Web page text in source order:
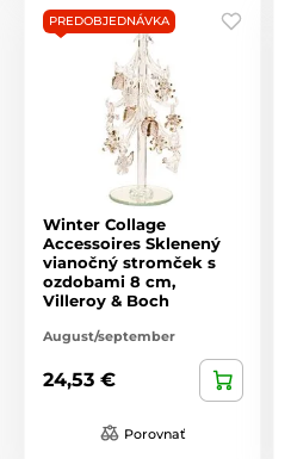
PREDOBJEDNÁVKA
Winter Collage
Accessoires Sklenený
vianočný stromček s
ozdobami 8 cm,
Villeroy & Boch
August/september
24,53 €
Porovnať